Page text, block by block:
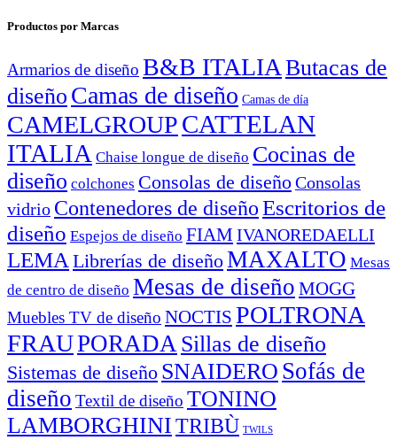
Productos por Marcas
Armarios de diseño B&B ITALIAButacas de
diseño Camas de diseño Camas de día
CAMELGROUPCATTELAN
ITALIA Chaise longue de diseño Cocinas de
diseño colchones Consolas de diseñoConsolas
vidrio Contenedores de diseñoEscritorios de
diseño Espejos de diseño FIAM IVANOREDAELLI
LEMA Librerías de diseñoMAXALTO Mesas
de centro de diseño Mesas de diseño MOGG
Muebles TV de diseño NOCTIS POLTRONA
FRAUPORADASillas de diseño
Sistemas de diseño SNAIDERO Sofás de
diseño Textil de diseño TONINO
LAMBORGHINITRIBÙ TWILS